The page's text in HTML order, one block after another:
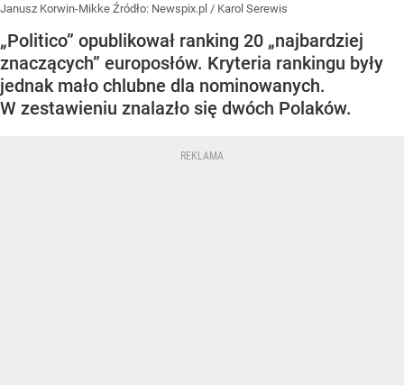
Janusz Korwin-Mikke Źródło: Newspix.pl / Karol Serewis
„Politico” opublikował ranking 20 „najbardziej
znaczących” europosłów. Kryteria rankingu były
jednak mało chlubne dla nominowanych.
W zestawieniu znalazło się dwóch Polaków.